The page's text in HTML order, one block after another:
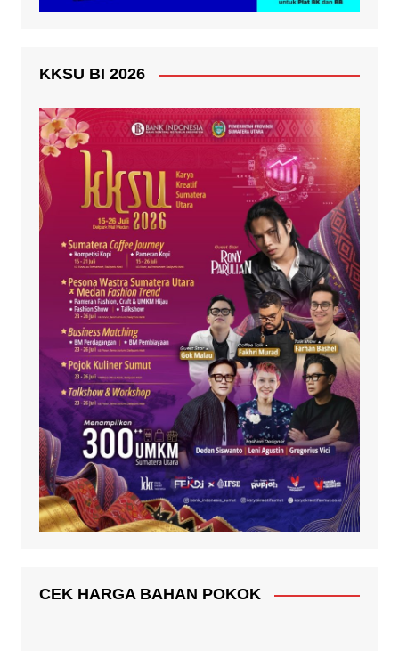
KKSU BI 2026
CEK HARGA BAHAN POKOK